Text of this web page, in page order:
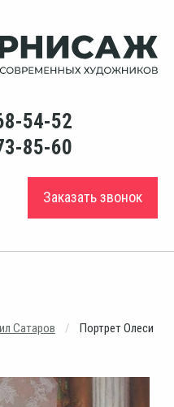
54-52
85-60
Заказать звонок
Сатаров Портрет Олеси